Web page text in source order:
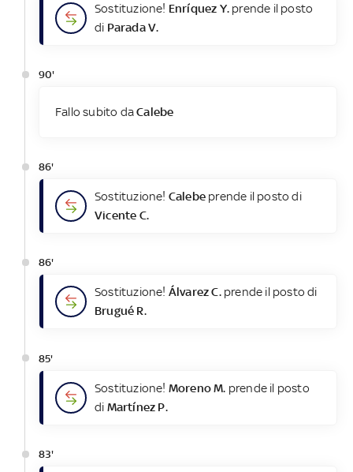
Sostituzione! Enríquez Y. prende il posto
di Parada V.
90'
Fallo subito daCalebe
86'
Sostituzione! Calebe prende il posto di
Vicente C.
86'
Sostituzione! Álvarez C.prende il posto di
Brugué R.
85'
Sostituzione! Moreno M. prende il posto
di Martínez P.
83'